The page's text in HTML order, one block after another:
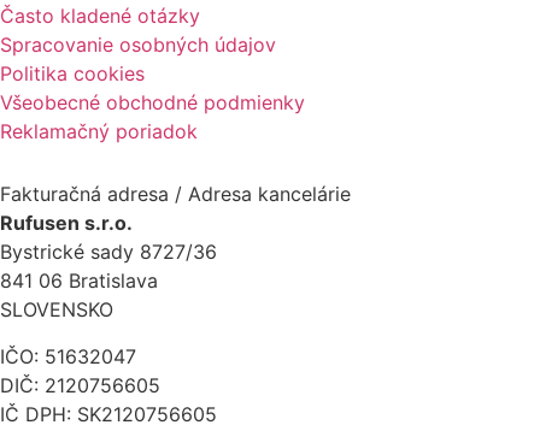
Často kladené otázky
Spracovanie osobných údajov
Politika cookies
Všeobecné obchodné podmienky
Reklamačný poriadok
Fakturačná adresa / Adresa kancelárie
Rufusen s.r.o.
Bystrické sady 8727/36
841 06 Bratislava
SLOVENSKO
IČO: 51632047
DIČ: 2120756605
IČ DPH: SK2120756605